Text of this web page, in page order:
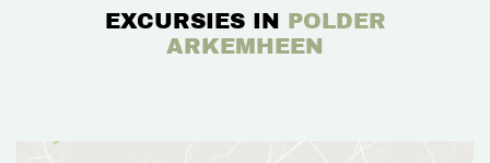
EXCURSIES IN
POLDER
ARKEMHEEN